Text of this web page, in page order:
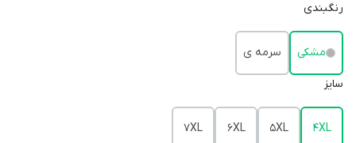
رنگبندی
مشکی سرمه ی
سایز
4XL
5XL
6XL
7XL